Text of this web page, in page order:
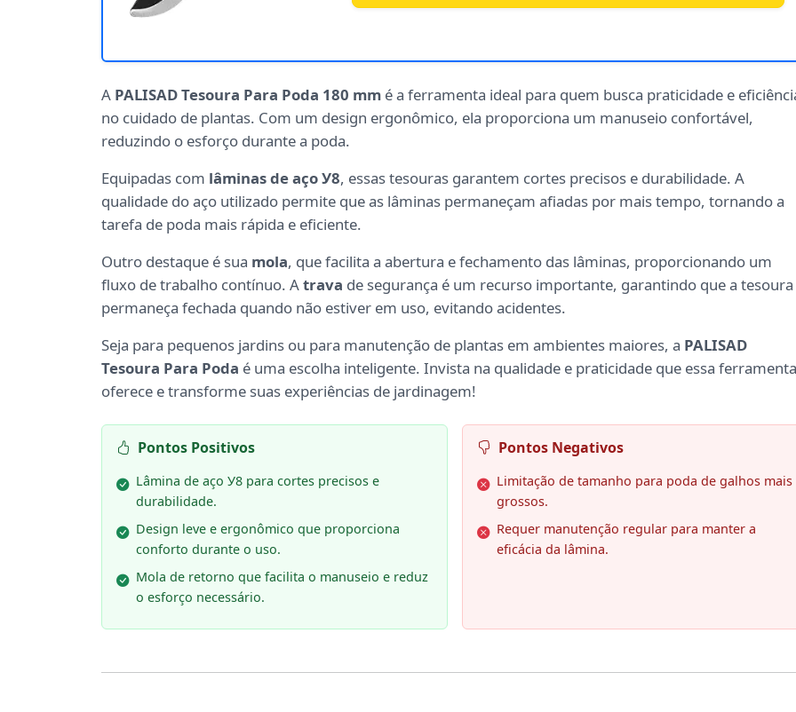
A PALISAD Tesoura Para Poda 180 mm é a ferramenta ideal para quem busca praticidade e
no cuidado de plantas. Com um design ergonômico, ela proporciona um manuseio confortável,
reduzindo o esforço durante a poda.
Equipadas com lâminas de aço У8, essas tesouras garantem cortes precisos e durabilidade. A
qualidade do aço utilizado permite que as lâminas permaneçam afiadas por mais tempo, tornando a
tarefa de poda mais rápida e eficiente.
Outro destaque é sua mola, que facilita a abertura e fechamento das lâminas, proporcionando um
fluxo de trabalho contínuo. Atrava de segurança é um recurso importante, garantindo que a tesoura
permaneça fechada quando não estiver em uso, evitando acidentes.
Seja para pequenos jardins ou para manutenção de plantas em ambientes maiores, a PALISAD
Tesoura Para Poda é uma escolha inteligente. Invista na qualidade e praticidade que essa ferramenta
oferece e transforme suas experiências de jardinagem!
Pontos Positivos
Lâmina de aço У8 para cortes precisos e
durabilidade.
Design leve e ergonômico que proporciona
conforto durante o uso.
Mola de retorno que facilita o manuseio e reduz
o esforço necessário.
Pontos Negativos
Limitação de tamanho para poda de galhos mais
grossos.
Requer manutenção regular para manter a
eficácia da lâmina.